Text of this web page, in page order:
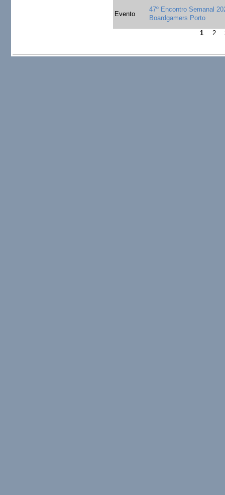
Evento
47º Encontro Semanal
Boardgamers Porto
1
2